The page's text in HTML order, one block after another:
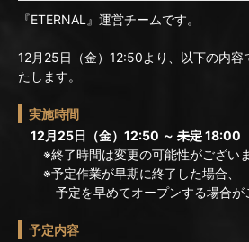
『ETERNAL』運営チームです。
12月25日（金）12:50より、以下の内容
たします。
実施時間
12月25日（金）12:50 ～ 未定18:00
※終了時間は変更の可能性がございま
※予定作業が早期に終了した場合、
予定を早めてオープンする場合がご
予定内容